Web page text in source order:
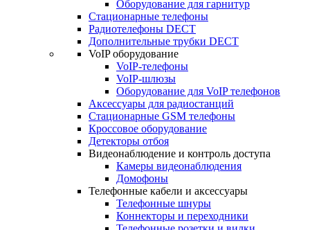
Оборудование для гарнитур
Стационарные телефоны
Радиотелефоны DECT
Дополнительные трубки DECT
VoIP оборудование
VoIP-телефоны
VoIP-шлюзы
Оборудование для VoIP телефонов
Аксессуары для радиостанций
Стационарные GSM телефоны
Кроссовое оборудование
Детекторы отбоя
Видеонаблюдение и контроль доступа
Камеры видеонаблюдения
Домофоны
Телефонные кабели и аксессуары
Телефонные шнуры
Коннекторы и переходники